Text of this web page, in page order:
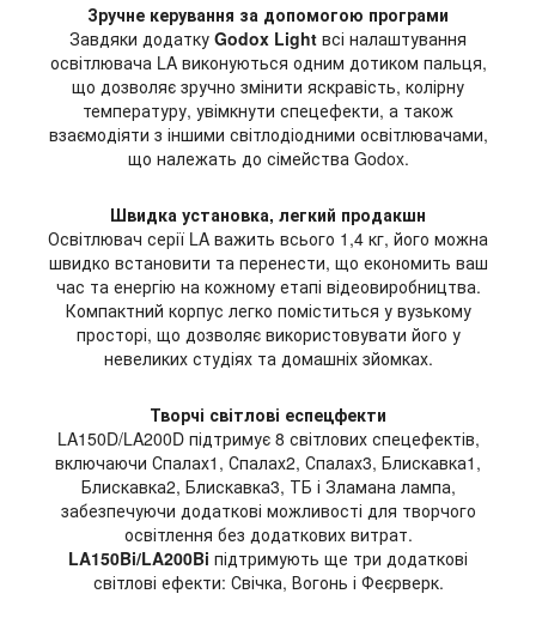
Зручне керування за допомогою програми
Завдяки додатку Godox Light всі налаштування
освітлювача LA виконуються одним дотиком пальця,
що дозволяє зручно змінити яскравість, колірну
температуру, увімкнути спецефекти, а також
взаємодіяти з іншими світлодіодними освітлювачами,
що належать до сімейства Godox.
Швидка установка, легкий продакшн
Освітлювач серії LA важить всього 1,4 кг, його можна
швидко встановити та перенести, що економить ваш
час та енергію на кожному етапі відеовиробництва.
Компактний корпус легко поміститься у вузькому
просторі, що дозволяє використовувати його у
невеликих студіях та домашніх зйомках.
Творчі світлові еспецфекти
LA150D/LA200D підтримує 8 світлових спецефектів,
включаючи Спалах1, Спалах2, Спалах3, Блискавка1,
Блискавка2, Блискавка3, ТБ і Зламана лампа,
забезпечуючи додаткові можливості для творчого
освітлення без додаткових витрат.
LA150Bi/LA200Bi підтримують ще три додаткові
світлові ефекти: Свічка, Вогонь і Феєрверк.